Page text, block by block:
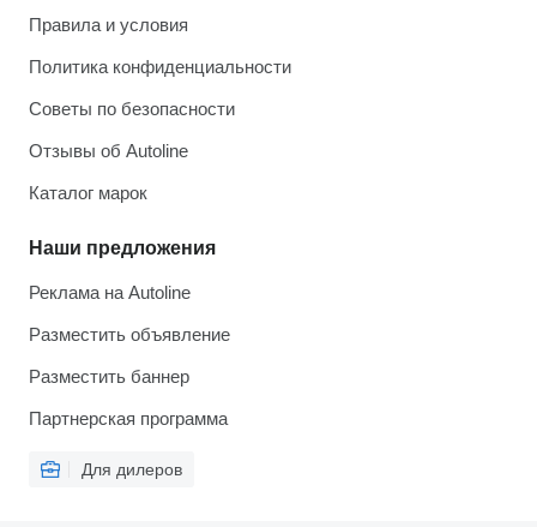
Правила и условия
Политика конфиденциальности
Советы по безопасности
Отзывы об Autoline
Каталог марок
Наши предложения
Реклама на Autoline
Разместить объявление
Разместить баннер
Партнерская программа
Для дилеров